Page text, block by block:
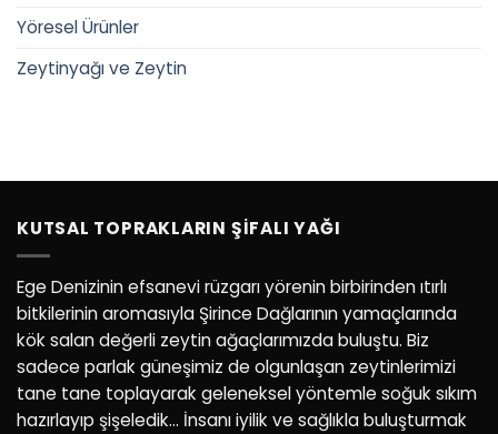
Yöresel Ürünler
Zeytinyağı ve Zeytin
KUTSAL TOPRAKLARIN ŞIFALI YAĞI
Ege Denizinin efsanevi rüzgarı yörenin birbirinden ıtırlı
bitkilerinin aromasıyla Şirince Dağlarının yamaçlarında
kök salan değerli zeytin ağaçlarımızda buluştu. Biz
sadece parlak güneşimiz de olgunlaşan zeytinlerimizi
tane tane toplayarak geleneksel yöntemle soğuk sıkım
hazırlayıp şişeledik… İnsanı iyilik ve sağlıkla buluşturmak